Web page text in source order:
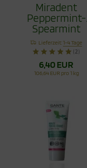
Miradent
Peppermint-
Spearmint
Kaugummi 2 Set
60 Stck.
Lieferzeit:1-4 Tage
(2)
6,40 EUR
106,64 EUR pro 1 kg